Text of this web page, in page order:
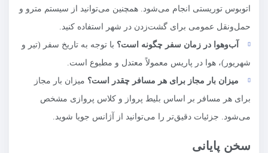
اتوبوس توریستی انجام می‌شود. همچنین می‌توانید از سیستم مترو و
حمل‌ونقل عمومی برای گشت‌زدن در شهر استفاده کنید.
آب‌وهوا در زمان سفر چگونه است؟ با توجه به تاریخ سفر (تیر و
شهریور)، هوا در پاریس معمولاً معتدل و مطبوع است.
میزان بار مجاز برای هر مسافر چقدر است؟ میزان بار مجاز
برای هر مسافر بر اساس بلیط پرواز و کلاس پروازی مشخص
می‌شود. جزئیات دقیق‌تر را می‌توانید از آژانس جویا شوید.
سخن پایانی